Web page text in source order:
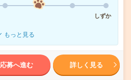
しずか
もっと見る
応募へ進む 詳しく見る